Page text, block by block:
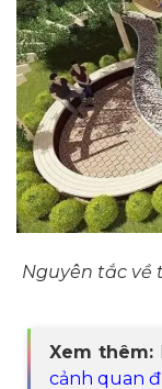
Nguyên tắc về
Xem thêm:
cảnh quan